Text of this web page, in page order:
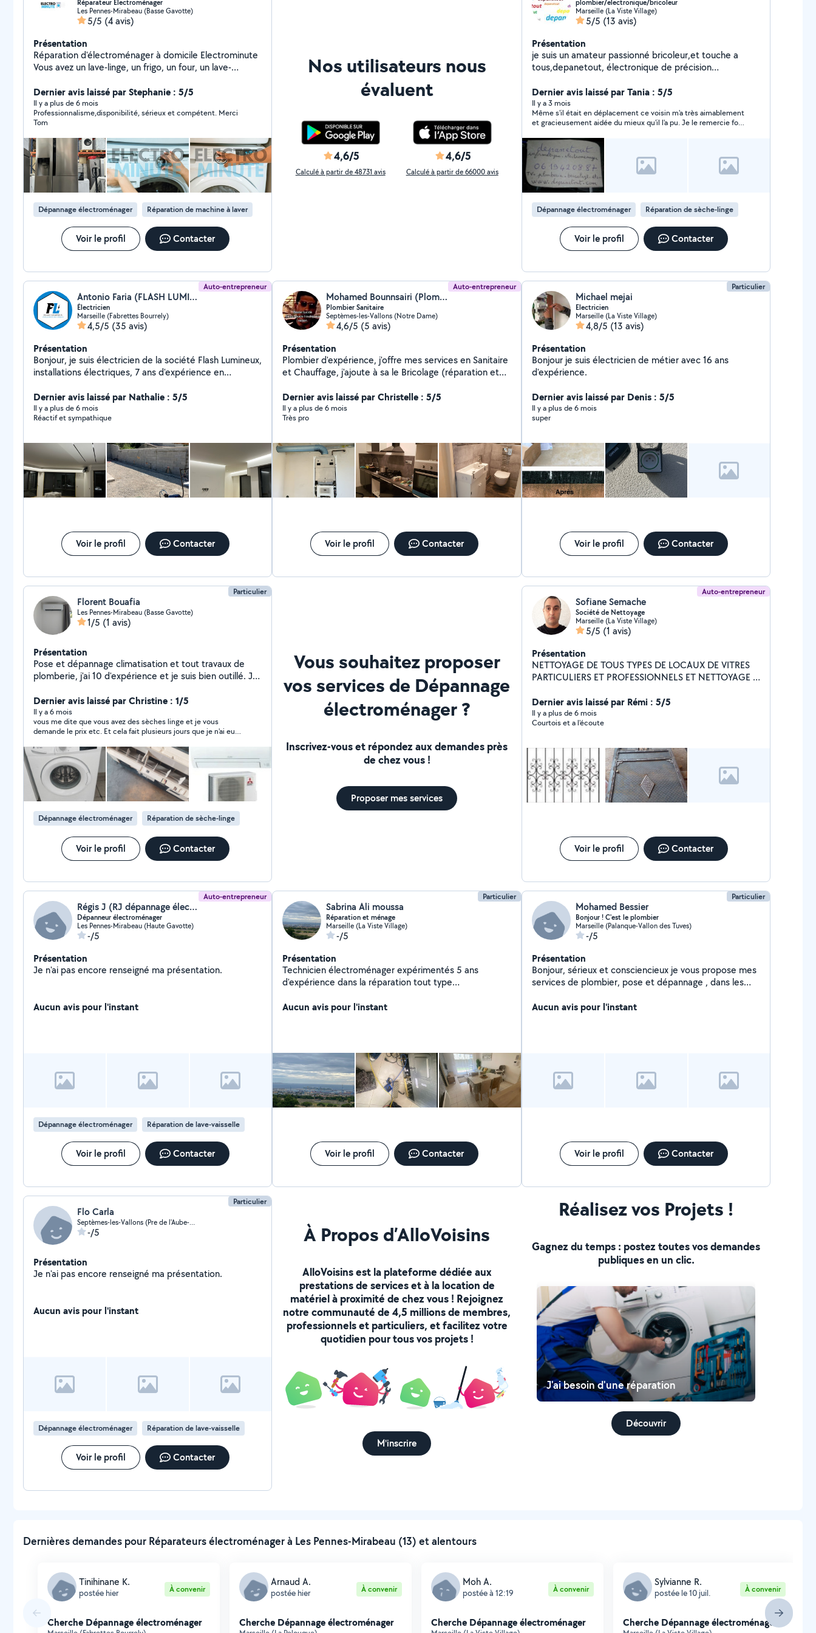
Réparateur Electroménager
Les Pennes-Mirabeau (Basse Gavotte)
5/5 (4 avis)
Présentation
Réparation d'électroménager à domicile Electrominute
Vous avez un lave-linge, un frigo, un four, un lave-
intervient directement chez vous pour diagnostiquer et
réparer votre appareil rapidement et efficacement.
Réparation à domicile sous 48h Techniciens qualifiés
Tarifs clairs et transparents Pièces garanties
Intervention dans tout le Sud-Est de la France
Contactez-nous dès maintenant pour une prise de
rendez-vous rapide ! Lave-Linge, Machine à Laver,
Sèche-Linge, Frigo, Réfrigérateur, Frigo Américain,
Lave-Vaisselle, Four
Dernier avis laissé par Stephanie : 5/5
Il y a plus de 6 mois
Professionnalisme,disponibilité, sérieux et compétent. Merci
Tom
Dépannage électroménager Réparation de machine à laver
Voir le profil Contacter
Nos utilisateurs nous
évaluent
4,6/5
Calculé à partir de 48731 avis
4,6/5
Calculé à partir de 66000 avis
plombier/electronique/bricoleur
Marseille (La Viste Village)
5/5 (13 avis)
Présentation
je suis un amateur passionné bricoleur,et touche a
tous,depanetout, électronique de précision
Dernier avis laissé par Tania : 5/5
Il y a 3 mois
Même s'il était en déplacement ce voisin m'a très aimablement
et gracieusement aidée du mieux qu'il l'a pu. Je le remercie fort
générosité. Au top !
Dépannage électroménager Réparation de sèche-linge
Voir le profil Contacter
Auto-entrepreneur
Antonio Faria (FLASH LUMINEUX)
Électricien
Marseille (Fabrettes Bourrely)
4,5/5 (35 avis)
Présentation
Bonjour, je suis électricien de la société Flash Lumineux,
installations électriques, 7 ans d'expérience en
Dernier avis laissé par Nathalie : 5/5
Il y a plus de 6 mois
Réactif et sympathique
Voir le profil Contacter
Auto-entrepreneur
Mohamed Bounnsairi (Plomberie)
Plombier Sanitaire
Septèmes-les-Vallons (Notre Dame)
4,6/5 (5 avis)
Présentation
Plombier d'expérience, j'offre mes services en Sanitaire
et Chauffage, j'ajoute à sa le Bricolage (réparation et
Dernier avis laissé par Christelle : 5/5
Il y a plus de 6 mois
Très pro
Voir le profil Contacter
Particulier
Michael mejai
Electricien
Marseille (La Viste Village)
4,8/5 (13 avis)
Présentation
Bonjour je suis électricien de métier avec 16 ans
d'expérience.
Dernier avis laissé par Denis : 5/5
Il y a plus de 6 mois
super
Voir le profil Contacter
Particulier
Florent Bouafia
Les Pennes-Mirabeau (Basse Gavotte)
1/5 (1 avis)
Présentation
Pose et dépannage climatisation et tout travaux de
plomberie, j'ai 10 d'expérience et je suis bien outillé. Je
l'électroménager
Dernier avis laissé par Christine : 1/5
Il y a 6 mois
vous me dite que vous avez des sèches linge et je vous
demande le prix etc. Et cela fait plusieurs jours que je n'ai eu
urgent pour moi.
Dépannage électroménager Réparation de sèche-linge
Voir le profil Contacter
Vous souhaitez proposer
vos services de Dépannage
électroménager ?
Inscrivez-vous et répondez aux demandes près
de chez vous !
Proposer mes services
Auto-entrepreneur
Sofiane Semache
Société de Nettoyage
Marseille (La Viste Village)
5/5 (1 avis)
Présentation
NETTOYAGE DE TOUS TYPES DE LOCAUX DE VITRES
PARTICULIERS ET PROFESSIONNELS ET NETTOYAGE D
DEBARRASSAGE
Dernier avis laissé par Rémi : 5/5
Il y a plus de 6 mois
Courtois et a l'écoute
Voir le profil Contacter
Auto-entrepreneur
Régis J (RJ dépannage électroménager)
Dépanneur électroménager
Les Pennes-Mirabeau (Haute Gavotte)
-/5
Présentation
Je n'ai pas encore renseigné ma présentation.
Aucun avis pour l'instant
Dépannage électroménager Réparation de lave-vaisselle
Voir le profil Contacter
Particulier
Sabrina Ali moussa
Réparation et ménage
Marseille (La Viste Village)
-/5
Présentation
Technicien électroménager expérimentés 5 ans
d'expérience dans la réparation tout type
sérieuse polis et serviable
Aucun avis pour l'instant
Voir le profil Contacter
Particulier
Mohamed Bessier
Bonjour ! C'est le plombier
Marseille (Palanque-Vallon des Tuves)
-/5
Présentation
Bonjour, sérieux et consciencieux je vous propose mes
services de plombier, pose et dépannage , dans les
Aucun avis pour l'instant
Voir le profil Contacter
Particulier
Flo Carla
Septèmes-les-Vallons (Pre de l'Aube-Centre)
-/5
Présentation
Je n'ai pas encore renseigné ma présentation.
Aucun avis pour l'instant
Dépannage électroménager Réparation de lave-vaisselle
Voir le profil Contacter
À Propos d’AlloVoisins
AlloVoisins est la plateforme dédiée aux
prestations de services et à la location de
matériel à proximité de chez vous ! Rejoignez
notre communauté de 4,5 millions de membres,
professionnels et particuliers, et facilitez votre
quotidien pour tous vos projets !
M'inscrire
Réalisez vos Projets !
Gagnez du temps : postez toutes vos demandes
publiques en un clic.
J'ai besoin d'une réparation
Découvrir
Dernières demandes pour Réparateurs électroménager à Les Pennes-Mirabeau (13) et alentours
Tinihinane K.
postée hier À convenir
Cherche Dépannage électroménager
Arnaud A.
postée hier À convenir
Cherche Dépannage électroménager
Moh A.
postée à 12:19 À convenir
Cherche Dépannage électroménager
Sylvianne R.
postée le 10 juil. À convenir
Cherche Dépannage électroménager